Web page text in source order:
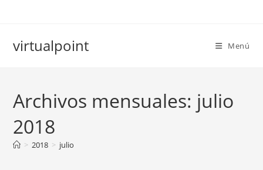
virtualpoint Menú
Archivos mensuales: julio
2018
> 2018 > julio